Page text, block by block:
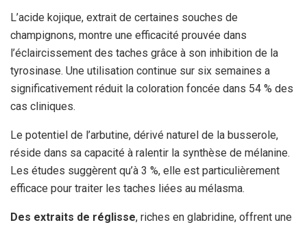
L’acide kojique, extrait de certaines souches de
champignons, montre une efficacité prouvée dans
l’éclaircissement des taches grâce à son inhibition de la
tyrosinase. Une utilisation continue sur six semaines a
significativement réduit la coloration foncée dans 54 % des
cas cliniques.
Le potentiel de l’arbutine, dérivé naturel de la busserole,
réside dans sa capacité à ralentir la synthèse de mélanine.
Les études suggèrent qu’à 3 %, elle est particulièrement
efficace pour traiter les taches liées au mélasma.
Des extraits de réglisse, riches en glabridine, offrent une